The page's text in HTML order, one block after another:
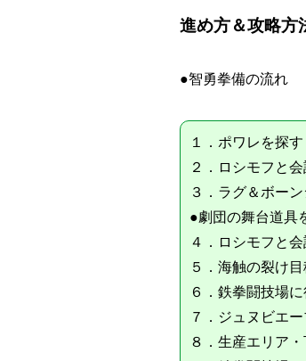
進め方＆攻略方
●智勇拳備の流れ
１．ポワレを探す
２．ロシモフと
３．ラグ＆ボー
●劇団の舞台道具
４．ロシモフと
５．海触の裂け
６．鉄拳闘技場
７．ジュヌビエ
８．生産エリア